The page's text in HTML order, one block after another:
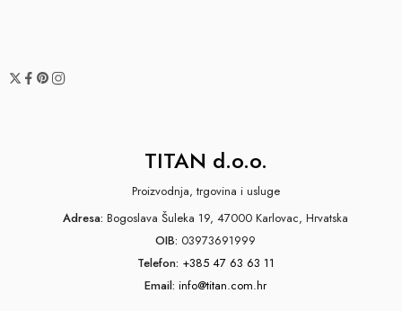
TITAN d.o.o.
Proizvodnja, trgovina i usluge
Adresa: Bogoslava Šuleka 19, 47000 Karlovac, Hrvatska
OIB: 03973691999
Telefon: +385 47 63 63 11
Email: info@titan.com.hr